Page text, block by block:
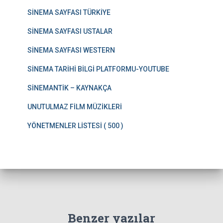
SİNEMA SAYFASI TÜRKİYE
SİNEMA SAYFASI USTALAR
SİNEMA SAYFASI WESTERN
SİNEMA TARİHİ BİLGİ PLATFORMU-YOUTUBE
SİNEMANTİK – KAYNAKÇA
UNUTULMAZ FİLM MÜZİKLERİ
YÖNETMENLER LİSTESİ ( 500 )
Benzer yazılar